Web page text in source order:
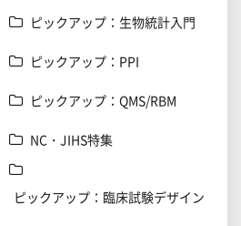
ピックアップ：生物統計入門
ピックアップ：PPI
ピックアップ：QMS/RBM
NC・JIHS特集
ピックアップ：臨床試験デザイン